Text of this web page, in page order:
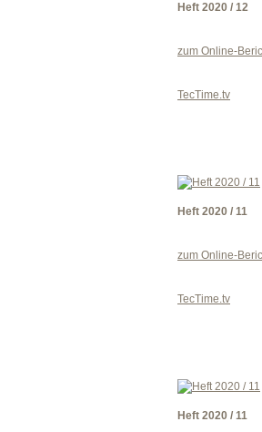
Heft 2020 / 12
zum Online-
TecTime.tv
Heft 2020 / 11
zum Online-
TecTime.tv
Heft 2020 / 11